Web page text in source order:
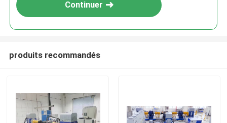
Continuer
produits recommandés